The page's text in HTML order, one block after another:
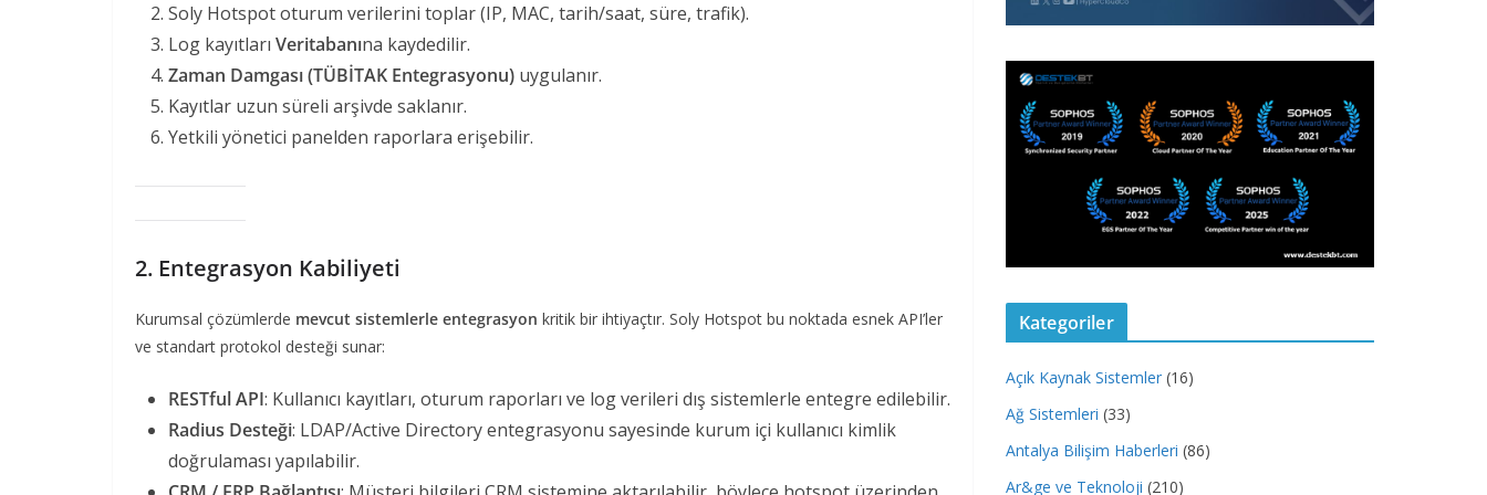
Soly Hotspot oturum verilerini toplar (IP, MAC, tarih/saat, süre, trafik).
Log kayıtları Veritabanına kaydedilir.
Zaman Damgası (TÜBİTAK Entegrasyonu) uygulanır.
Kayıtlar uzun süreli arşivde saklanır.
Yetkili yönetici panelden raporlara erişebilir.
2. Entegrasyon Kabiliyeti
Kurumsal çözümlerde mevcut sistemlerle entegrasyon kritik bir ihtiyaçtır. Soly Hotspot bu noktada esnek API’ler
ve standart protokol desteği sunar:
RESTful API: Kullanıcı kayıtları, oturum raporları ve log verileri dış sistemlerle entegre edilebilir.
Radius Desteği: LDAP/Active Directory entegrasyonu sayesinde kurum içi kullanıcı kimlik
doğrulaması yapılabilir.
Kategoriler
Açık Kaynak Sistemler (16)
Ağ Sistemleri (33)
Antalya Bilişim Haberleri (86)
Ar&ge ve Teknoloji (210)